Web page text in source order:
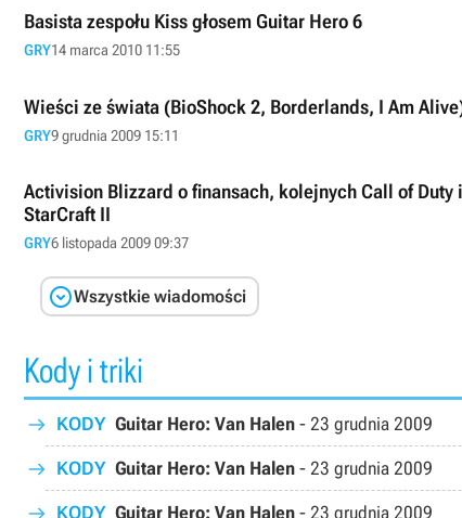
Basista zespołu Kiss głosem Guitar Hero 6
GRY14 marca 2010 11:55
Wieści ze świata (BioShock 2, Borderlands, I Am
GRY9 grudnia 2009 15:11
Activision Blizzard o finansach, kolejnych Call of Duty i Guitar Hero oraz premierze
StarCraft II
GRY6 listopada 2009 09:37
Wszystkie wiadomości
Kody i triki
KODY Guitar Hero: Van Halen - 23 grudnia 2009
KODY Guitar Hero: Van Halen - 23 grudnia 2009
KODY Guitar Hero: Van Halen - 23 grudnia 2009